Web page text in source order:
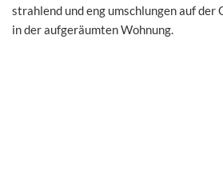
strahlend und eng umschlungen auf der
in der aufgeräumten Wohnung.